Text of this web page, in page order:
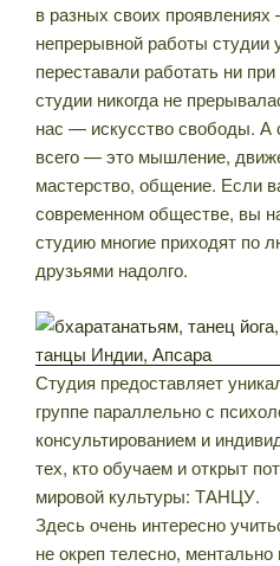
в разных своих
непрерывной работы
переставали работать ни
студии никогда не
нас — искусство свободы. А
всего — это мышление,
мастерство, общение. Если
современном обществе, вы
студию многие приходят по
друзьями надолго.
Студия предоставляет
группе параллельно с
консультированием и
тех, кто обучаем и открыт
мировой культуры: ТАНЦУ.
Здесь очень интересно
не окреп телесно,